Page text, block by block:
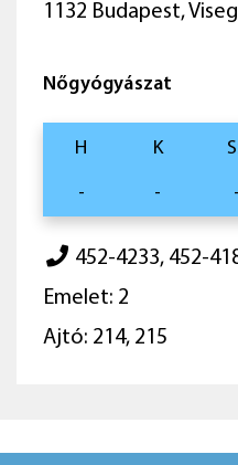
1132 Budapest,
Nőgyógyászat
H K
- - -
452-4233, 452-
Emelet: 2
Ajtó: 214, 215